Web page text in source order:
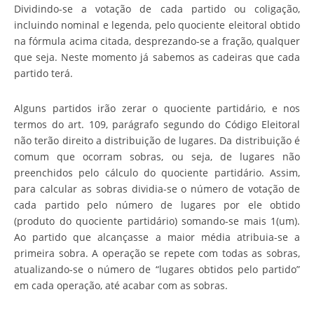
Dividindo-se a votação de cada partido ou coligação,
incluindo nominal e legenda, pelo quociente eleitoral obtido
na fórmula acima citada, desprezando-se a fração, qualquer
que seja. Neste momento já sabemos as cadeiras que cada
partido terá.
Alguns partidos irão zerar o quociente partidário, e nos
termos do art. 109, parágrafo segundo do Código Eleitoral
não terão direito a distribuição de lugares. Da distribuição é
comum que ocorram sobras, ou seja, de lugares não
preenchidos pelo cálculo do quociente partidário. Assim,
para calcular as sobras dividia-se o número de votação de
cada partido pelo número de lugares por ele obtido
(produto do quociente partidário) somando-se mais 1(um).
Ao partido que alcançasse a maior média atribuia-se a
primeira sobra. A operação se repete com todas as sobras,
atualizando-se o número de “lugares obtidos pelo partido”
em cada operação, até acabar com as sobras.